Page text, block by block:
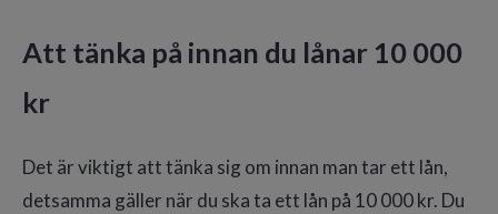
Att tänka på innan du lånar 10 000
kr
Det är viktigt att tänka sig om innan man tar ett lån,
detsamma gäller när du ska ta ett lån på 10 000 kr. Du